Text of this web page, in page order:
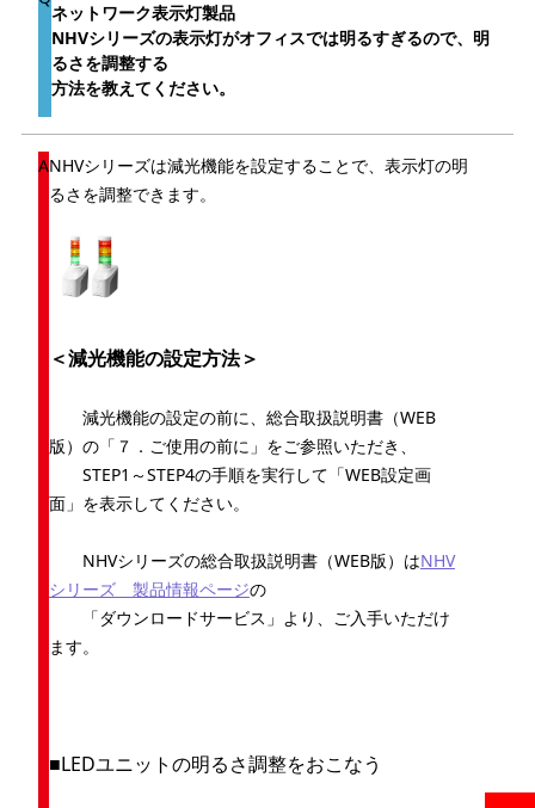
ネットワーク表示灯製品
NHVシリーズの表示灯がオフィスでは明るすぎるので、明
るさを調整する
方法を教えてください。
NHVシリーズは減光機能を設定することで、表示灯の明
るさを調整できます。
＜減光機能の設定方法＞
減光機能の設定の前に、総合取扱説明書（WEB
版）の「７．ご使用の前に」をご参照いただき、
STEP1～STEP4の手順を実行して「WEB設定画
面」を表示してください。
NHVシリーズの総合取扱説明書（WEB版）はNHV
シリーズ 製品情報ページの
「ダウンロードサービス」より、ご入手いただけ
ます。
■LEDユニットの明るさ調整をおこなう